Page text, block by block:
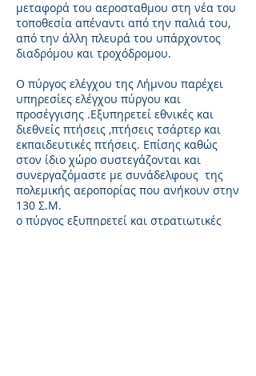
μεταφορά του αεροσταθμου στη νέα του
τοποθεσία απέναντι από την παλιά του,
από την άλλη πλευρά του υπάρχοντος
διαδρόμου και τροχόδρομου.
Ο πύργος ελέγχου της Λήμνου παρέχει
υπηρεσίες ελέγχου πύργου και
προσέγγισης .Εξυπηρετεί εθνικές και
διεθνείς πτήσεις ,πτήσεις τσάρτερ και
εκπαιδευτικές πτήσεις. Επίσης καθώς
στον ίδιο χώρο συστεγάζονται και
συνεργαζόμαστε με συνάδελφους της
πολεμικής αεροπορίας που ανήκουν στην
130 Σ.Μ.
ο πύργος εξυπηρετεί και στρατιωτικές